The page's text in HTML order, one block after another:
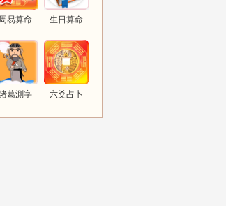
周易算命 生日算命
葛測字 六爻占卜